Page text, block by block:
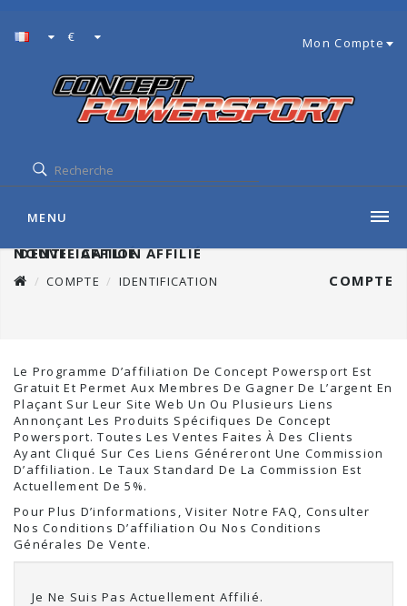
Mon Compte
€
MENU
NOUVEL AFFILIÉ
IDENTIFICATION AFFILIÉ
COMPTE
COMPTE IDENTIFICATION
Le Programme D’affiliation De Concept Powersport Est
Gratuit Et Permet Aux Membres De Gagner De L’argent En
Plaçant Sur Leur Site Web Un Ou Plusieurs Liens
Annonçant Les Produits Spécifiques De Concept
Powersport. Toutes Les Ventes Faites À Des Clients
Ayant Cliqué Sur Ces Liens Généreront Une Commission
D’affiliation. Le Taux Standard De La Commission Est
Actuellement De 5%.
Pour Plus D’informations, Visiter Notre FAQ, Consulter
Nos Conditions D’affiliation Ou Nos Conditions
Générales De Vente.
Je Ne Suis Pas Actuellement Affilié.